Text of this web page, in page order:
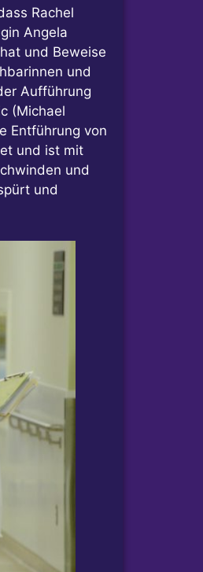
Rachel
Angela
und Beweise
und
Aufführung
(Michael
Entführung von
und ist mit
und
und